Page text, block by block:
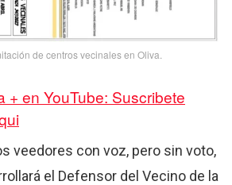
de centros vecinales en Oliva.
+ en YouTube: Suscribete
veedores con voz, pero sin voto,
el Defensor del Vecino de la